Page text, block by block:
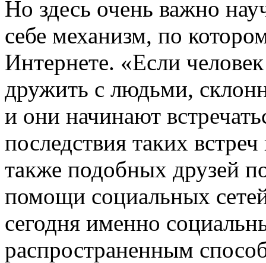
Но здесь очень важно
себе механизм, по
Интернете. «Если
дружить с людьми,
и они начинают
последствия таких
также подобных друзей
помощи социальных
сегодня именно
распространенным